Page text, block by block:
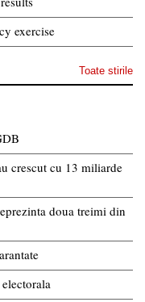
exercise
Toate stirile
crescut cu 13 miliarde
doua treimi din